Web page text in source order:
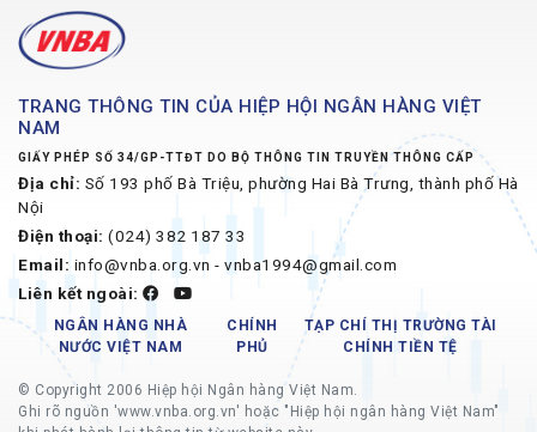
TRANG THÔNG TIN CỦA HIỆP HỘI NGÂN HÀNG VIỆT
NAM
GIẤY PHÉP SỐ 34/GP-TTĐT DO BỘ THÔNG TIN TRUYỀN THÔNG CẤP
Địa chỉ: Số 193 phố Bà Triệu, phường Hai Bà Trưng, thành phố Hà
Nội
Điện thoại: (024) 382 187 33
Email: info@vnba.org.vn - vnba1994@gmail.com
Liên kết ngoài:
NGÂN HÀNG NHÀ
NƯỚC VIỆT NAM
CHÍNH
PHỦ
TẠP CHÍ THỊ TRƯỜNG TÀI
CHÍNH TIỀN TỆ
© Copyright 2006 Hiệp hội Ngân hàng Việt Nam.
Ghi rõ nguồn 'www.vnba.org.vn' hoặc "Hiệp hội ngân hàng Việt Nam"